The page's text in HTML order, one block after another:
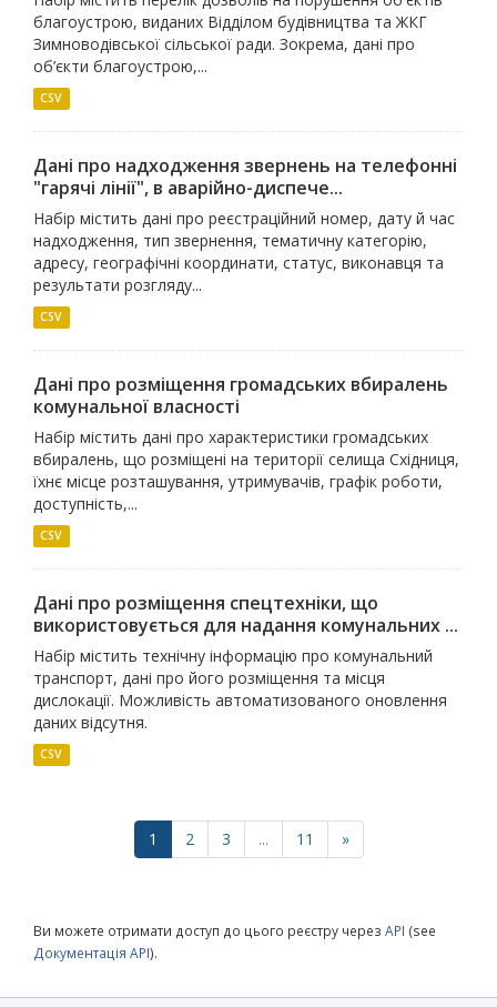
благоустрою, виданих Відділом будівництва та ЖКГ
Зимноводівської сільської ради. Зокрема, дані про
об’єкти благоустрою,...
CSV
Дані про надходження звернень на телефонні
"гарячі лінії", в аварійно-диспече...
Набір містить дані про реєстраційний номер, дату й час
надходження, тип звернення, тематичну категорію,
адресу, географічні координати, статус, виконавця та
результати розгляду...
CSV
Дані про розміщення громадських вбиралень
комунальної власності
Набір містить дані про характеристики громадських
вбиралень, що розміщені на території селища Східниця,
їхнє місце розташування, утримувачів, графік роботи,
доступність,...
CSV
Дані про розміщення спецтехніки, що
використовується для надання комунальних ...
Набір містить технічну інформацію про комунальний
транспорт, дані про його розміщення та місця
дислокації. Можливість автоматизованого оновлення
даних відсутня.
CSV
1 2 3 ... 11 »
Ви можете отримати доступ до цього реєстру через API (see
Документація API).